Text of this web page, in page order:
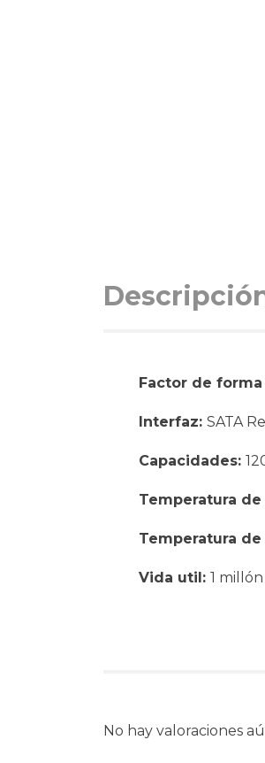
Factor de forma
Interfaz: SATA
Capacidades:
Temperatura
Temperatura
Vida util: 1
No hay valoraciones